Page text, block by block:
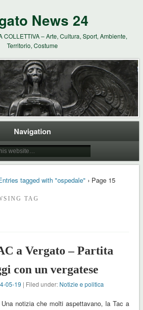
News 24
COLLETTIVA – Arte, Cultura, Sport, Ambiente,
Territorio, Costume
Navigation
tagged with "ospedale" › Page 15
TAG
a Vergato – Partita
con un vergatese
05-19 | Filed under: Notizie e politica
notizia che molti aspettavano, la Tac a